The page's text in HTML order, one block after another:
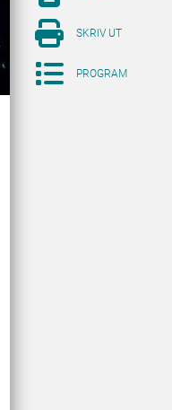
SKRIV UT
PROGRAM